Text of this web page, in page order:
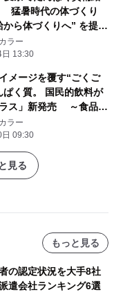
猛暑時代の体づくり
ら体づくりへ” を提案
ス」健康博覧会2026に
ラー
13:30
メージを覆す“ごくご
ぱく質。 国民的飲料が
ス」新発売 ～食品開
開発！ 特許技術「タン
」で実現した、新しい
ラー
09:30
見る
もっと見る
の認定状況を大手8社
遣会社ランキング6選